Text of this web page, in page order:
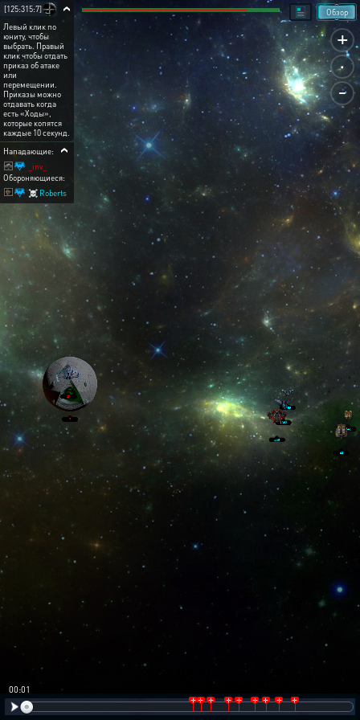
+
.
-
Обзор
[125:315:7]
Левый клик по
юниту, чтобы
выбрать. Правый
клик чтобы отдать
приказ об атаке
или
перемещении.
Приказы можно
отдавать когда
есть «Ходы»,
которые копятся
каждые 10 секунд.
Нападающие:
_inv_
Обороняющиеся:
☠ Roberts
00:02